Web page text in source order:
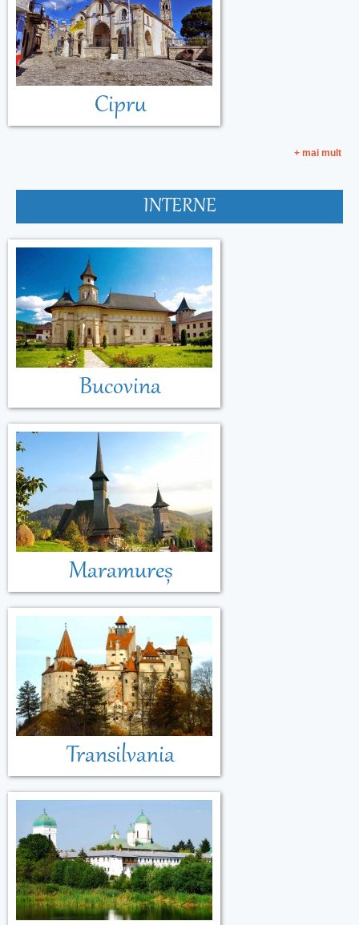
Cipru
+ mai mult
INTERNE
Bucovina
Maramureș
Transilvania